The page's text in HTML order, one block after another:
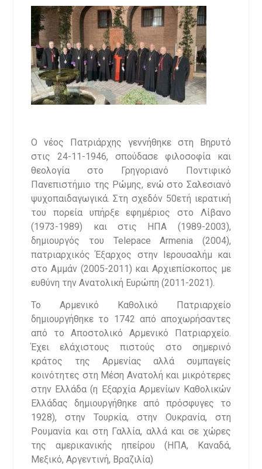
Ο νέος Πατριάρχης γεννήθηκε στη Βηρυτό
στις 24-11-1946, σπούδασε φιλοσοφία και
θεολογία στο Γρηγοριανό Ποντιφικό
Πανεπιστήμιο της Ρώμης, ενώ στο Σαλεσιανό
ψυχοπαιδαγωγικά. Στη σχεδόν 50ετή ιερατική
του πορεία υπήρξε εφημέριος στο Λίβανο
(1973-1989) και στις ΗΠΑ (1989-2003),
δημιουργός του Telepace Armenia (2004),
πατριαρχικός Έξαρχος στην Ιερουσαλήμ και
στο Αμμάν (2005-2011) και Αρχιεπίσκοπος με
ευθύνη την Ανατολική Ευρώπη (2011-2021).
Το Αρμενικό Καθολικό Πατριαρχείο
δημιουργήθηκε το 1742 από αποχωρήσαντες
από το Αποστολικό Αρμενικό Πατριαρχείο.
Έχει ελάχιστους πιστούς στο σημερινό
κράτος της Αρμενίας αλλά συμπαγείς
κοινότητες στη Μέση Ανατολή και μικρότερες
στην Ελλάδα (η Εξαρχία Αρμενίων Καθολικών
Ελλάδας δημιουργήθηκε από πρόσφυγες το
1928), στην Τουρκία, στην Ουκρανία, στη
Ρουμανία και στη Γαλλία, αλλά και σε χώρες
της αμερικανικής ηπείρου (ΗΠΑ, Καναδά,
Μεξικό, Αργεντινή, Βραζιλία)